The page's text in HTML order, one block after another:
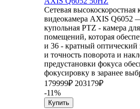
Сетевая высокоскоростная
видеокамера AXIS Q6052
купольная PTZ - камера
помещений, которая
и 36 - кратный оптический
и точность поворота и
предустановки фокуса
фокусировку в заранее
179999₽ 203179₽
-11%
Купить